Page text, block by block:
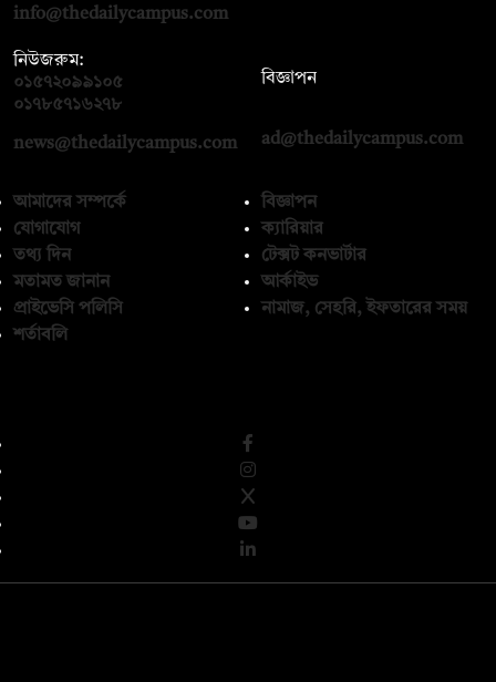
info@thedailycampus.com
নিউজরুম:
০১৫৭২০৯৯১০৫
০১৭৮৫৭১৬২৭৮
news@thedailycampus.com
বিজ্ঞাপন
ad@thedailycampus.com
আমাদের সম্পর্কে
যোগাযোগ
তথ্য দিন
মতামত জানান
প্রাইভেসি পলিসি
শর্তাবলি
বিজ্ঞাপন
ক্যারিয়ার
টেক্সট কনভার্টার
আর্কাইভ
নামাজ, সেহরি, ইফতারের সময়